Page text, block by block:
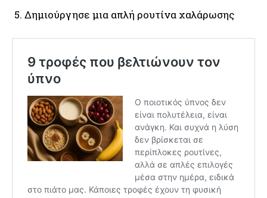
Δημιούργησε μια απλή ρουτίνα χαλάρωσης